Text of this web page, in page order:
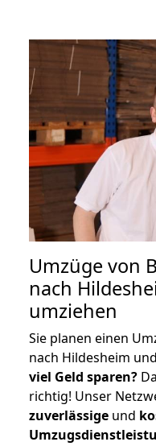
Umzüge von
nach
umziehen
Sie planen einen
nach Hildesheim
viel Geld sparen?
richtig! Unser
zuverlässige und